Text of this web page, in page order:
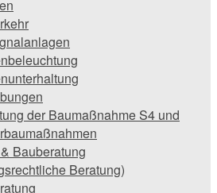
der Baumaßnahme S4 und
­Bauberatung
Beratung)